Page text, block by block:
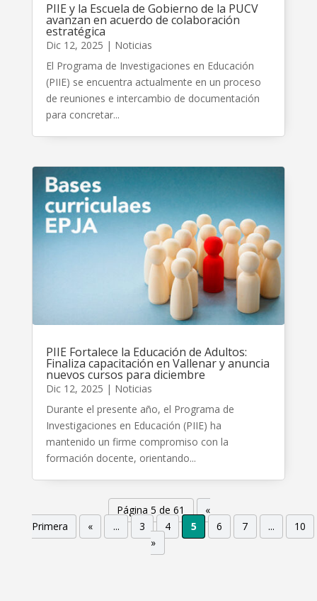
PIIE y la Escuela de Gobierno de la PUCV
avanzan en acuerdo de colaboración
estratégica
Dic 12, 2025 | Noticias
El Programa de Investigaciones en Educación
(PIIE) se encuentra actualmente en un proceso
de reuniones e intercambio de documentación
para concretar...
PIIE Fortalece la Educación de Adultos:
Finaliza capacitación en Vallenar y anuncia
nuevos cursos para diciembre
Dic 12, 2025 | Noticias
Durante el presente año, el Programa de
Investigaciones en Educación (PIIE) ha
mantenido un firme compromiso con la
formación docente, orientando...
Página 5 de 61
«
Primera
« ... 3 4 5 6 7 ...
10
»